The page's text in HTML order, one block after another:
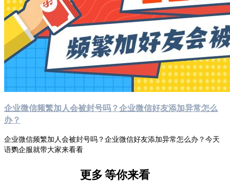
企业微信频繁加人会被封号吗？企业微信好友添加异常怎么
办？
企业微信频繁加人会被封号吗？企业微信好友添加异常怎么办？今天
语鹦企服就带大家来看看
更多等你来看